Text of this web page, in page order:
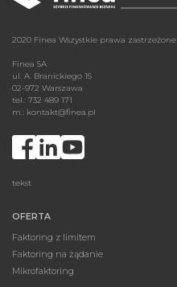
2020 Finea Wszystkie prawa zastrzeżone
Finea SA
ul. A. Branickiego 15
02-972 Warszawa
tel.: 732 489 171
m.: kontakt@finea.pl
tekst
OFERTA
Faktoring z limitem
Faktoring na żądanie
Mikrofaktoring